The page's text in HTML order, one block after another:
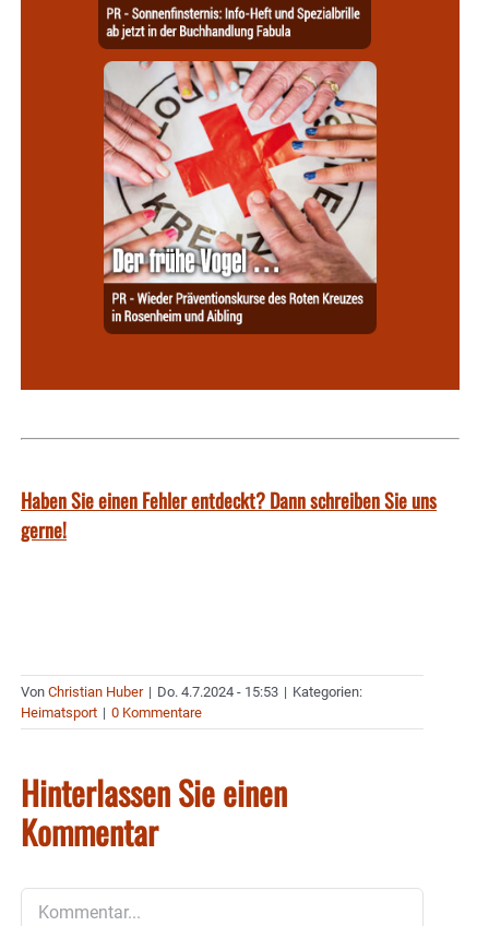
Haben Sie einen Fehler entdeckt? Dann schreiben Sie uns
gerne!
Von Christian Huber | Do. 4.7.2024 - 15:53 | Kategorien:
Heimatsport | 0 Kommentare
Hinterlassen Sie einen
Kommentar